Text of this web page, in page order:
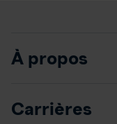
À propos
Carrières